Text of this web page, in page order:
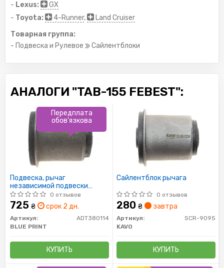
- Lexus:
GX
- Toyota: 4-Runner,
Land Cruiser
Товарная группа:
- Подвеска и Рулевое
Сайлентблоки
АНАЛОГИ "TAB-155 FEBEST":
Подвеска, рычаг
независимой подвески
колеса
0 отзывов
725 ₴ срок 2 дн.
Артикул:
ADT380114
BLUE PRINT
КУПИТЬ
Передплата
обов'язкова
Сайлентблок рычага
0 отзывов
280 ₴ завтра
Артикул:
SCR-9095
KAVO
КУПИТЬ